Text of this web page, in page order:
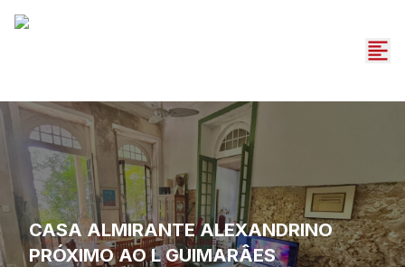
CASA ALMIRANTE ALEXANDRINO
PRÓXIMO AO L GUIMARÂES